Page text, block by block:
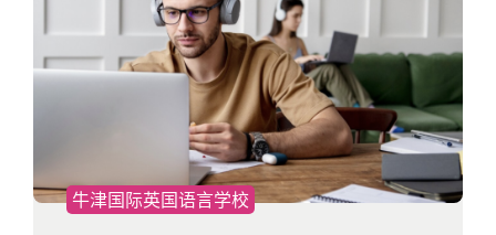
牛津国际英国语言学校